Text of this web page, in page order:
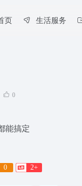
页 生活服务
0
能搞定
0 2+